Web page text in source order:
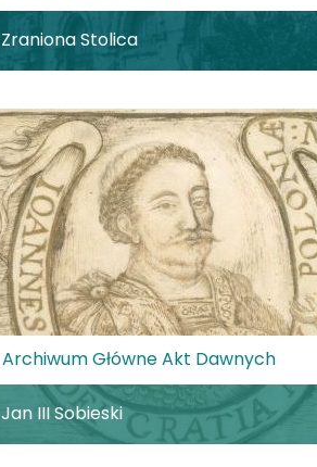
Zraniona Stolica
Archiwum Główne Akt Dawnych
Jan III Sobieski